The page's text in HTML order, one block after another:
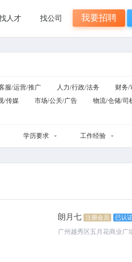
人才 找公司 我要招聘
服/运营/推广 人力/行政/法务 财务/
/传媒 市场/公关/广告 物流/仓储/司
学历要求 工作经验
朗月七 注册会员 已认
广州越秀区五月花商业广